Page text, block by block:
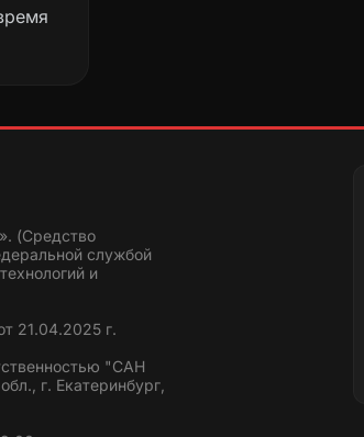
(Средство
службой
и
21.04.2025 г.
"САН
г. Екатеринбург,